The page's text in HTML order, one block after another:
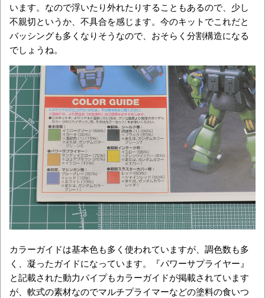
います。なので浮いたり外れたりすることもあるので、少し
不親切というか、不具合を感じます。今のキットでこれだと
バッシングも多くなりそうなので、おそらく分割構造になる
でしょうね。
カラーガイドは基本色も多く使われていますが、調色数も多
く、凝ったガイドになっています。『パワーサプライヤー』
と記載された動力パイプもカラーガイドが掲載されています
が、軟式の素材なのでマルチプライマーなどの塗料の食いつ